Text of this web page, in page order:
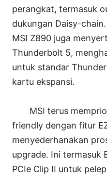
perangkat, termasuk
dukungan Daisy-
MSI Z890 juga
Thunderbolt 5,
untuk standar
kartu ekspansi.
MSI terus
friendly dengan fitur
menyederhanakan
upgrade. Ini termasuk
PCIe Clip II untuk